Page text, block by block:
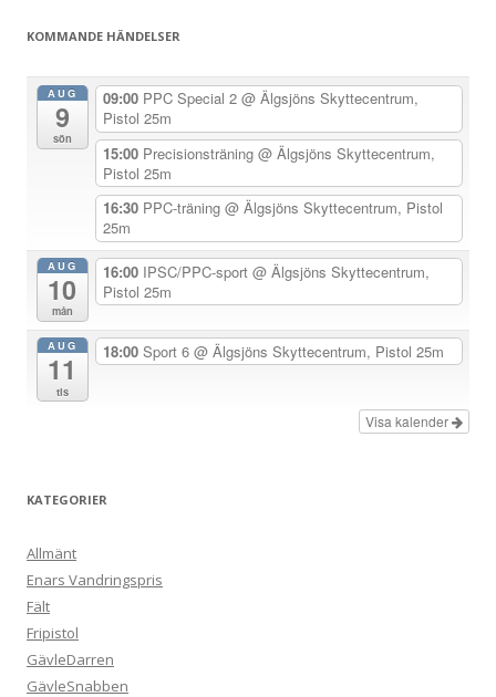
KOMMANDE HÄNDELSER
AUG
9
sön
09:00 PPC Special 2 @ Älgsjöns Skyttecentrum,
Pistol 25m
15:00 Precisionsträning @ Älgsjöns Skyttecentrum,
Pistol 25m
16:30 PPC-träning @ Älgsjöns Skyttecentrum, Pistol
25m
AUG
10
mån
16:00 IPSC/PPC-sport @ Älgsjöns Skyttecentrum,
Pistol 25m
AUG
11
tis
18:00 Sport 6 @ Älgsjöns Skyttecentrum, Pistol 25m
Visa kalender
KATEGORIER
Allmänt
Enars Vandringspris
Fält
Fripistol
GävleDarren
GävleSnabben